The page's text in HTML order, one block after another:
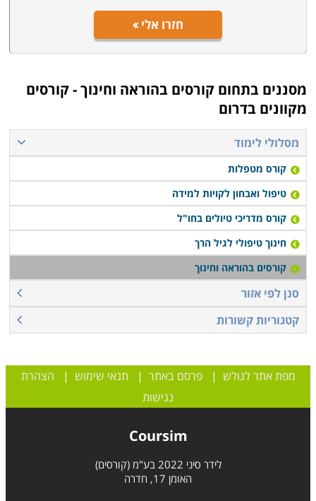
חזרו אלי
מסננים בתחום קורסים בהוראה וחינוך - קורסים
מקוונים בדרום
מסלולי לימוד
קורס מטפלות
טיפול ואבחון לקויות למידה
קורס מדריכי טיולים בחו"ל
חינוך טיפולי לגיל הרך
קורסים בהוראה וחינוך
סנן לפי אזור
קטגוריות קשורות
מפת אתר לגולש |פרסם באתר | תנאי שימוש | הצהרת
נגישות
Coursim
לידר סיני 2022 בע"מ (קורסים)
האומן 17, חדרה